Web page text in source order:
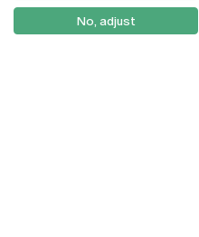
No, adjust